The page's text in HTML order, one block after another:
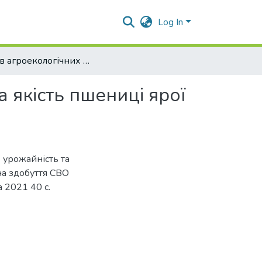
Log In
Вплив агроекологічних факторів на урожайність та якість пшениці ярої твердої
пшениці ярої
та
здобуття СВО
2021 40 с.